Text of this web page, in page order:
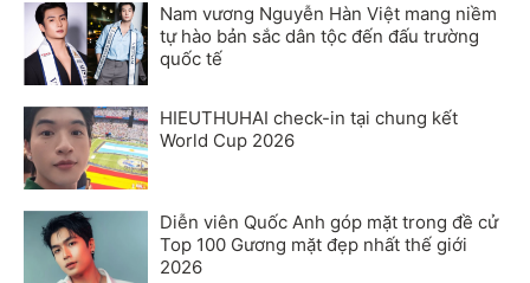
Nam vương Nguyễn Hàn Việt mang niềm
tự hào bản sắc dân tộc đến đấu trường
quốc tế
HIEUTHUHAI check-in tại chung kết
World Cup 2026
Diễn viên Quốc Anh góp mặt trong đề cử
Top 100 Gương mặt đẹp nhất thế giới
2026